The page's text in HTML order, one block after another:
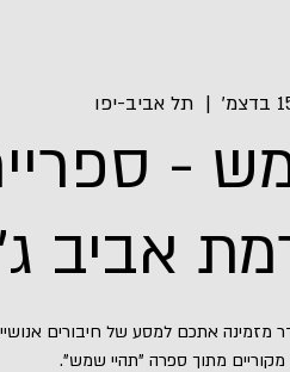
  |
תל אביב-יפו
-
אביב ג׳
מזמינה אתכם למסע של חיבורים
מקוריים מתוך ספרה "תהיי שמש".